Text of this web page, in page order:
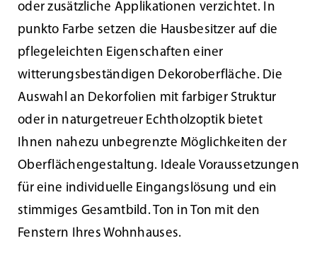
oder zusätzliche Applikationen verzichtet. In
punkto Farbe setzen die Hausbesitzer auf die
pflegeleichten Eigenschaften einer
witterungsbeständigen Dekoroberfläche. Die
Auswahl an Dekorfolien mit farbiger Struktur
oder in naturgetreuer Echtholzoptik bietet
Ihnen nahezu unbegrenzte Möglichkeiten der
Oberflächengestaltung. Ideale Voraussetzungen
für eine individuelle Eingangslösung und ein
stimmiges Gesamtbild. Ton in Ton mit den
Fenstern Ihres Wohnhauses.
Tür des Monats Mai 2024